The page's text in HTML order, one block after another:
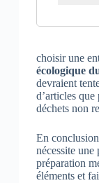
choisir une
écologique
devraient
d’articles
déchets non
En
nécessite
préparation
éléments et